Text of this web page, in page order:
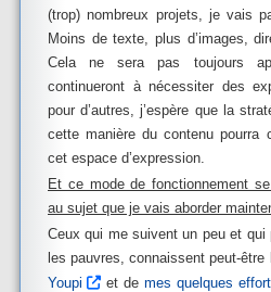
(trop) nombreux projets, je vais
Moins de texte, plus d’images,
Cela ne sera pas toujours
continueront à nécessiter des
pour d’autres, j’espère que la
cette manière du contenu pourra
cet espace d’expression.
Et ce mode de fonctionnement
au sujet que je vais aborder
Ceux qui me suivent un peu et
les pauvres, connaissent peut-être
Youpi
et de mes quelques